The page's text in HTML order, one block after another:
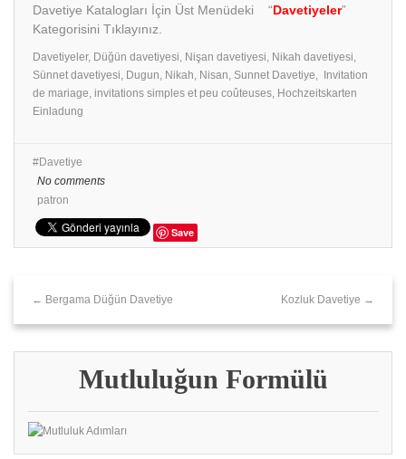
Davetiye Katalogları İçin Üst Menüdeki “Davetiyeler”
Kategorisini Tıklayınız.
Davetiyeler, Düğün davetiyesi, Nişan davetiyesi, Nikah davetiyesi,
Sünnet davetiyesi, Dugun, Nikah, Nisan, Sunnet Davetiye, Invitation
de mariage, invitations simples et peu coûteuses, Hochzeitskarten
Einladung
Davetiye
No comments
patron
Save
← Bergama Düğün Davetiye Kozluk Davetiye →
Mutluluğun Formülü